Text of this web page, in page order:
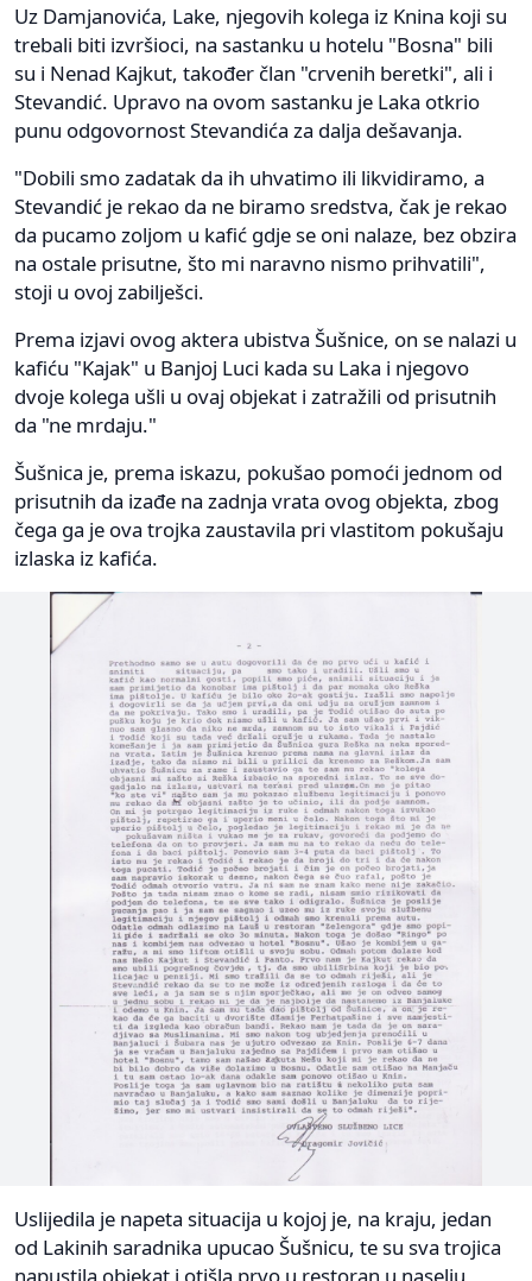
Uz Damjanovića, Lake, njegovih kolega iz Knina koji su
trebali biti izvršioci, na sastanku u hotelu "Bosna" bili
su i Nenad Kajkut, također član "crvenih beretki", ali i
Stevandić. Upravo na ovom sastanku je Laka otkrio
punu odgovornost Stevandića za dalja dešavanja.
"Dobili smo zadatak da ih uhvatimo ili likvidiramo, a
Stevandić je rekao da ne biramo sredstva, čak je rekao
da pucamo zoljom u kafić gdje se oni nalaze, bez obzira
na ostale prisutne, što mi naravno nismo prihvatili",
stoji u ovoj zabilješci.
Prema izjavi ovog aktera ubistva Šušnice, on se nalazi u
kafiću "Kajak" u Banjoj Luci kada su Laka i njegovo
dvoje kolega ušli u ovaj objekat i zatražili od prisutnih
da "ne mrdaju."
Šušnica je, prema iskazu, pokušao pomoći jednom od
prisutnih da izađe na zadnja vrata ovog objekta, zbog
čega ga je ova trojka zaustavila pri vlastitom pokušaju
izlaska iz kafića.
Uslijedila je napeta situacija u kojoj je, na kraju, jedan
od Lakinih saradnika upucao Šušnicu, te su sva trojica
napustila objekat i otišla prvo u restoran u naselju